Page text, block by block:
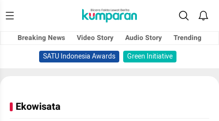
Breaking News Video Story Audio Story
Trending
SATU Indonesia Awards
Green Initiative
Ekowisata